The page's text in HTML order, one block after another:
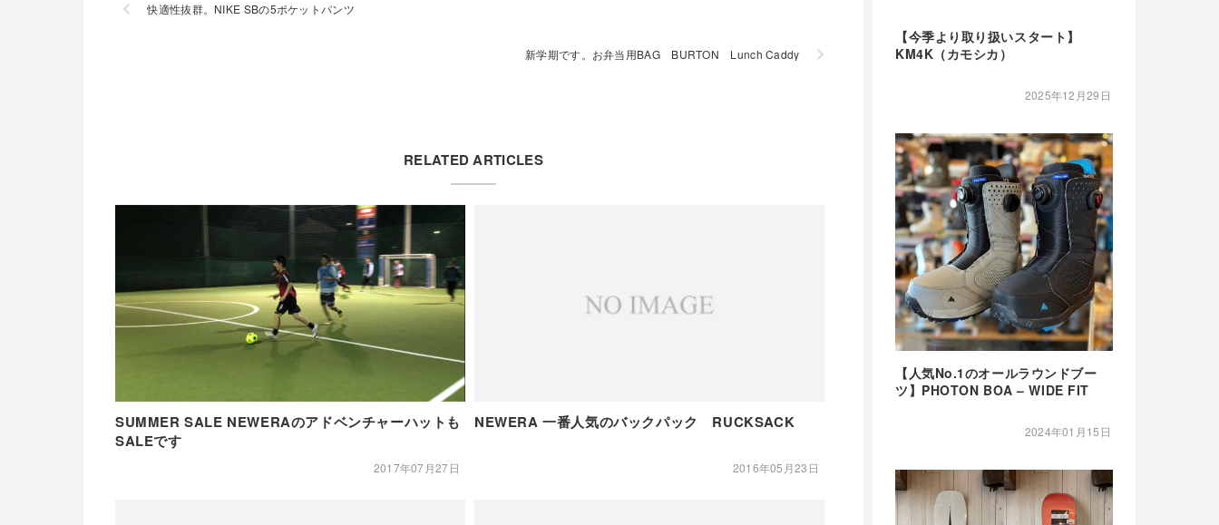
快適性抜群。NIKE SBの5ポケットパンツ
新学期です。お弁当用BAG BURTON Lunch Caddy
RELATED ARTICLES
SUMMER SALE NEWERAのアドベンチャーハットも
SALEです
2017年07月27日
NEWERA 一番人気のバックパック RUCKSACK
2016年05月23日
【今季より取り扱いスタート】
KM4K（カモシカ）
2025年12月29日
【人気No.1のオールラウンドブー
ツ】PHOTON BOA – WIDE FIT
2024年01月15日